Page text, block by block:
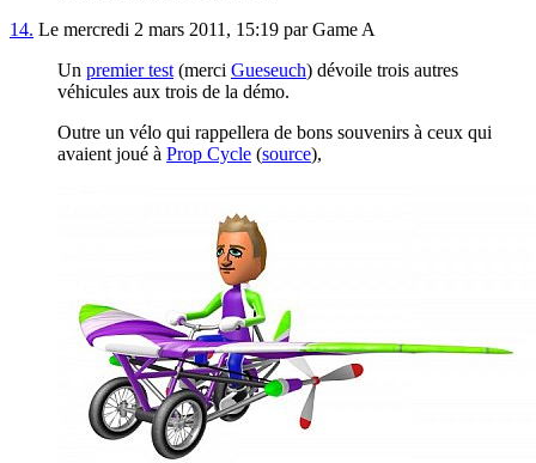
14. Le mercredi 2 mars 2011, 15:19 par Game A
Un premier test (merci Gueseuch) dévoile trois autres
véhicules aux trois de la démo.
Outre un vélo qui rappellera de bons souvenirs à ceux qui
avaient joué à Prop Cycle (source),